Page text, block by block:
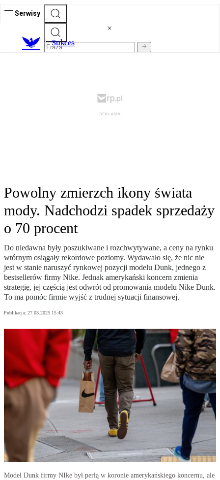
Serwisy
Sukces
Powolny zmierzch ikony świata
mody. Nadchodzi spadek sprzedaży
o 70 procent
Do niedawna były poszukiwane i rozchwytywane, a ceny na rynku
wtórnym osiągały rekordowe poziomy. Wydawało się, że nic nie
jest w stanie naruszyć rynkowej pozycji modelu Dunk, jednego z
bestsellerów firmy Nike. Jednak amerykański koncern zmienia
strategię, jej częścią jest odwrót od promowania modelu Nike Dunk.
To ma pomóc firmie wyjść z trudnej sytuacji finansowej.
Publikacja: 27.03.2025 15:43
Model Dunk firmy NIke był perłą w koronie amerykańskiego koncernu, ale